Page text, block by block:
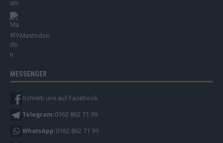
Mastodon
MESSENGER
Schreib uns auf Facebook
Telegram:0162 862 71 99
WhatsApp:0162 862 71 99